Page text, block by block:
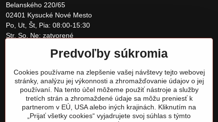
Belanského 220/65
02401 Kysucké Nové Mesto
Po, Ut, Št, Pia: 08:00-15:30
Str, So, Ne: zatvorené
obchod@tomshardware.sk
Predvoľby súkromia
Cookies používame na zlepšenie vašej návštevy tejto webovej
stránky, analýzu jej výkonnosti a zhromažďovanie údajov o jej
používaní. Na tento účel môžeme použiť nástroje a služby
tretích strán a zhromaždené údaje sa môžu preniesť k
partnerom v EÚ, USA alebo iných krajinách. Kliknutím na
„Prijať všetky cookies“ vyjadrujete svoj súhlas s týmto